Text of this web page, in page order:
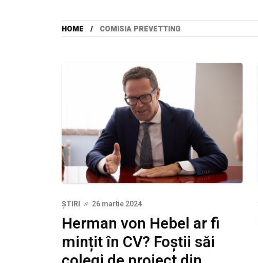
HOME COMISIA PREVETTING
ȘTIRI 26 martie 2024
Herman von Hebel ar fi
mințit în CV? Foștii săi